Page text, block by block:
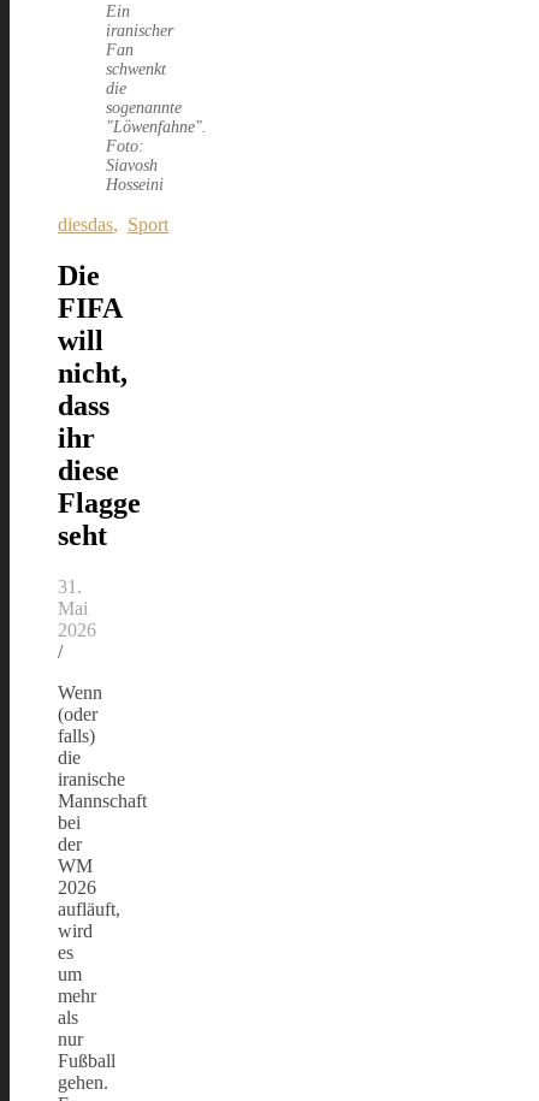
Ein
iranischer
Fan
schwenkt
die
sogenannte
"Löwenfahne".
Foto:
Siavosh
Hosseini
diesdas, Sport
Die
FIFA
will
nicht,
dass
ihr
diese
Flagge
seht
31.
Mai
2026
/
Wenn
(oder
falls)
die
iranische
Mannschaft
bei
der
WM
2026
aufläuft,
wird
es
um
mehr
als
nur
Fußball
gehen.